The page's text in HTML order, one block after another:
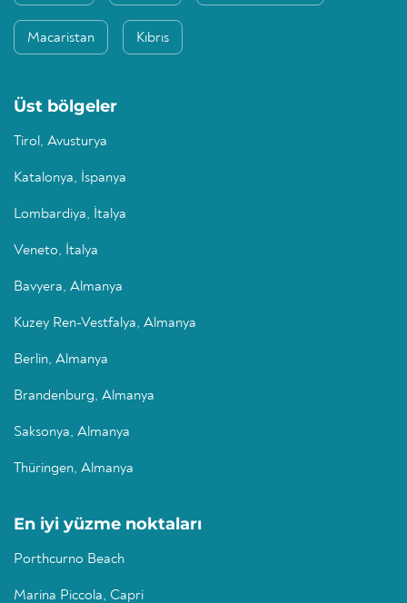
Macaristan Kıbrıs
Üst bölgeler
Tirol, Avusturya
Katalonya, İspanya
Lombardiya, İtalya
Veneto, İtalya
Bavyera, Almanya
Kuzey Ren-Vestfalya, Almanya
Berlin, Almanya
Brandenburg, Almanya
Saksonya, Almanya
Thüringen, Almanya
En iyi yüzme noktaları
Porthcurno Beach
Marina Piccola, Capri